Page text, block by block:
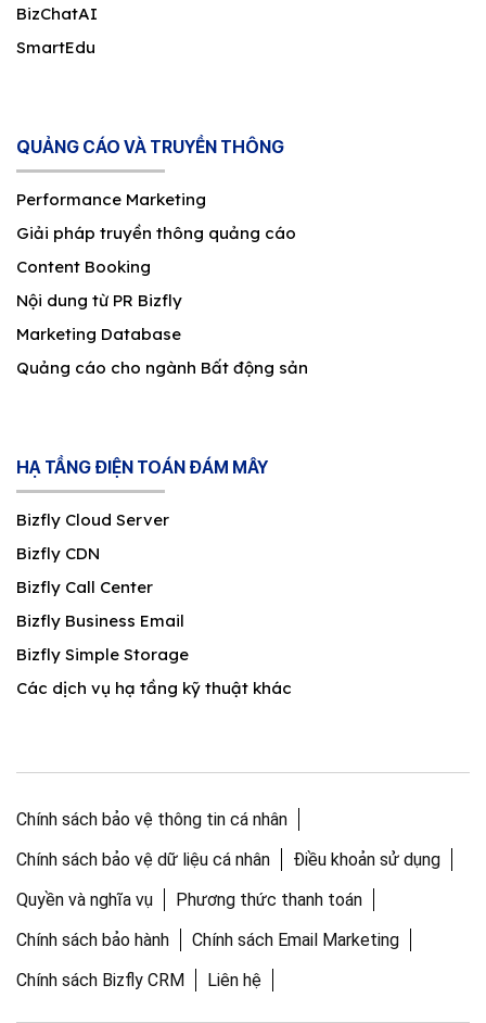
BizChatAI
SmartEdu
QUẢNG CÁO VÀ TRUYỀN THÔNG
Performance Marketing
Giải pháp truyền thông quảng cáo
Content Booking
Nội dung từ PR Bizfly
Marketing Database
Quảng cáo cho ngành Bất động sản
HẠ TẦNG ĐIỆN TOÁN ĐÁM MÂY
Bizfly Cloud Server
Bizfly CDN
Bizfly Call Center
Bizfly Business Email
Bizfly Simple Storage
Các dịch vụ hạ tầng kỹ thuật khác
Chính sách bảo vệ thông tin cá nhân
Chính sách bảo vệ dữ liệu cá nhân
Điều khoản sử dụng
Quyền và nghĩa vụ
Phương thức thanh toán
Chính sách bảo hành
Chính sách Email Marketing
Chính sách Bizfly CRM
Liên hệ